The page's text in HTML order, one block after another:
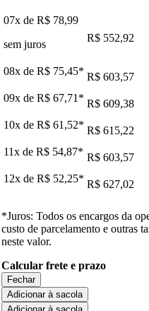
07x de R$ 78,99
sem juros
R$ 552,92
08x de R$ 75,45* R$ 603,57
09x de R$ 67,71 * R$ 609,38
10x de R$ 61,52* R$ 615,22
11x de R$ 54,87* R$ 603,57
12x de R$ 52,25* R$ 627,02
*Juros: Todos os encargos da
custo de parcelamento e outras
neste valor.
Calcular frete e prazo
Fechar
Adicionar à sacola